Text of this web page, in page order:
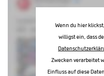
Wenn du hier
willigst ein, dass
Zwecken verarbeitet
Einfluss auf diese